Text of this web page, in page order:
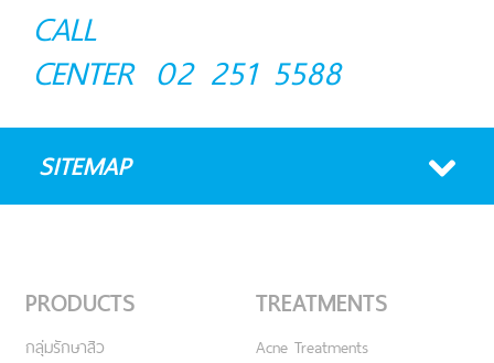
CALL
CENTER 02 251 5588
SITEMAP
PRODUCTS
กลุ่มรักษาสิว
TREATMENTS
Acne Treatments